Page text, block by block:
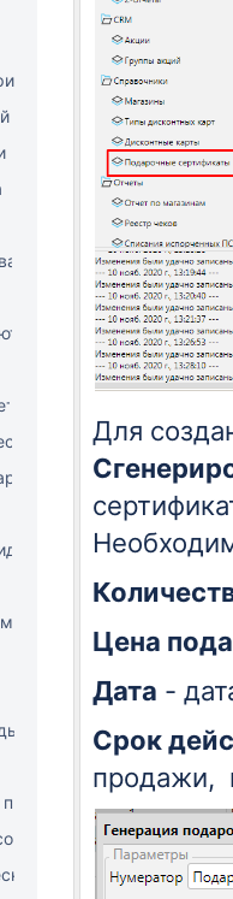
(форма)
хранения механизма
цен
цен
цен
прайса
Для
Цена
Дата -
Срок
продажи,